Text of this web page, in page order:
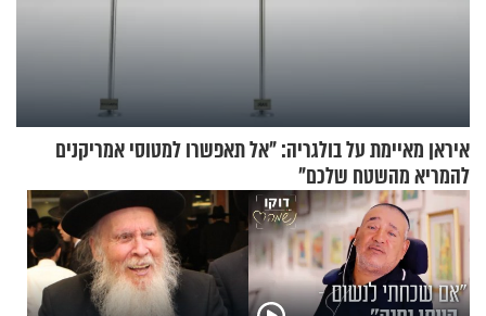
איראן מאיימת על בולגריה: "אל תאפשרו למטוסי אמריקנים
להמריא מהשטח שלכם"